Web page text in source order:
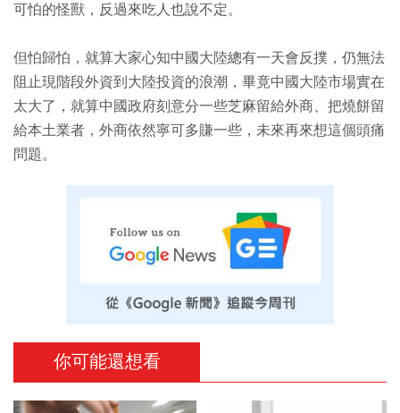
可怕的怪獸，反過來吃人也說不定。
但怕歸怕，就算大家心知中國大陸總有一天會反撲，仍無法
阻止現階段外資到大陸投資的浪潮，畢竟中國大陸市場實在
太大了，就算中國政府刻意分一些芝麻留給外商、把燒餅留
給本土業者，外商依然寧可多賺一些，未來再來想這個頭痛
問題。
你可能還想看